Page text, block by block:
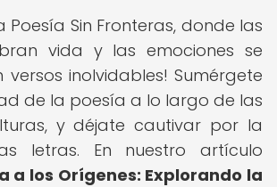
Poesía Sin Fronteras, donde las
vida y las emociones se
versos inolvidables! Sumérgete
de la poesía a lo largo de las
y déjate cautivar por la
letras. En nuestro artículo
a los Orígenes: Explorando la